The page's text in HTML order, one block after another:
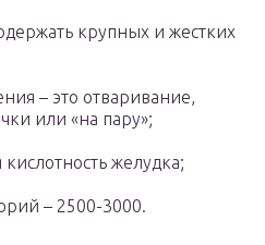
крупных и жестких
– это отваривание,
или «на пару»;
желудка;
– 2500-3000.